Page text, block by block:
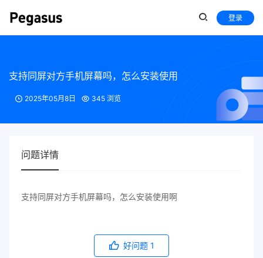
登录
支持同屏对方手机屏幕吗，怎么安装使用
2025年05月8日 345 浏览
问题详情
支持同屏对方手机屏幕吗，怎么安装使用啊
好问题 1